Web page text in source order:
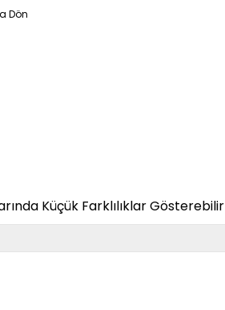
Dön
Küçük Farklılıklar Gösterebilir